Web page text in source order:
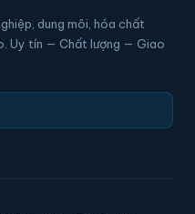
dung môi, hóa chất
Uy tín — Chất lượng — Giao